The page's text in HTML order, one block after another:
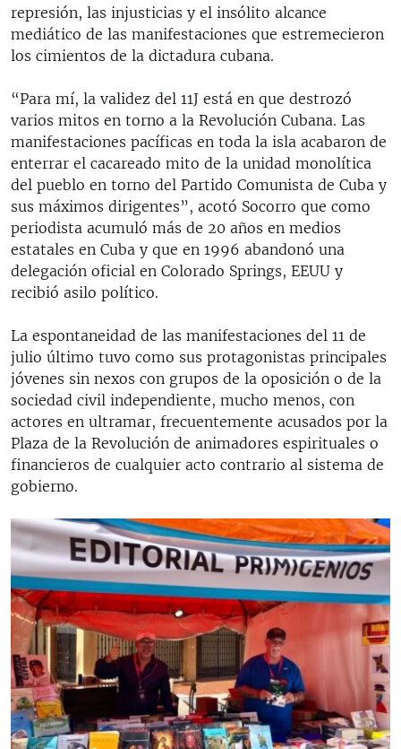
represión, las injusticias y el insólito alcance
mediático de las manifestaciones que estremecieron
los cimientos de la dictadura cubana.
“Para mí, la validez del 11J está en que destrozó
varios mitos en torno a la Revolución Cubana. Las
manifestaciones pacíficas en toda la isla acabaron de
enterrar el cacareado mito de la unidad monolítica
del pueblo en torno del Partido Comunista de Cuba y
sus máximos dirigentes”, acotó Socorro que como
periodista acumuló más de 20 años en medios
estatales en Cuba y que en 1996 abandonó una
delegación oficial en Colorado Springs, EEUU y
recibió asilo político.
La espontaneidad de las manifestaciones del 11 de
julio último tuvo como sus protagonistas principales
jóvenes sin nexos con grupos de la oposición o de la
sociedad civil independiente, mucho menos, con
actores en ultramar, frecuentemente acusados por la
Plaza de la Revolución de animadores espirituales o
financieros de cualquier acto contrario al sistema de
gobierno.